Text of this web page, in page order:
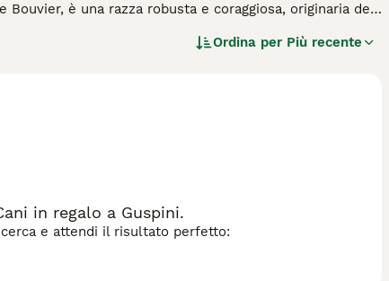
è una razza robusta e coraggiosa, originaria del
e la guardia, il Bovaro delle Fiandre dimostra
e sfide mentali per mantenersi in forma, sia
gentile e si adatta bene alla vita familiare, purché
all'acquisto per questa razza.
Ordina per Più recente
in regalo a Guspini.
e attendi il risultato perfetto: